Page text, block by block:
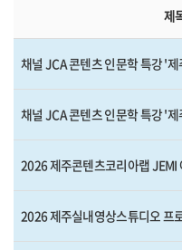
제
채널 JCA 콘텐츠 인문학 특강 '
채널 JCA 콘텐츠 인문학 특강 '
2026 제주콘텐츠코리아랩 JEMI
2026 제주실내영상스튜디오 프